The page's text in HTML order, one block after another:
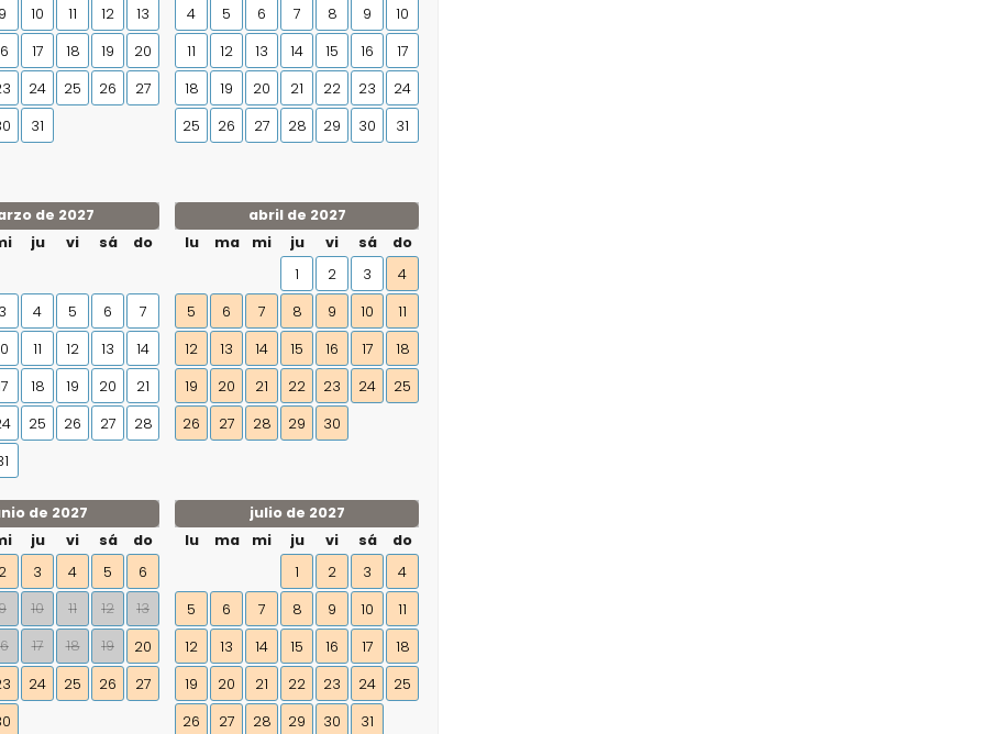
9 10 11 12
13
17 18 19
20
24 25 26
27
31
4
5 6 7 8 9
10
11
12 13 14 15 16
17
18
19 20 21 22 23
24
25
26 27 28 29 30 31
de 2027
ju vi sá do
3 4 5 6
7
11 12 13
14
18 19 20
21
25 26 27
28
abril de 2027
lu
ma mi ju vi sá
do
1
2 3
4
5
6 7 8 9 10
11
12
13 14 15 16 17
18
19
20 21 22 23 24
25
26
27 28 29 30
de 2027
ju vi sá
do
2 3 4 5
6
10 11 12
13
17 18 19
20
24 25 26
27
julio de 2027
lu
ma mi ju vi sá
do
1
2 3
4
5
6 7 8 9 10
11
12
13 14 15 16 17
18
19
20 21 22 23 24
25
26
27 28 29 30 31